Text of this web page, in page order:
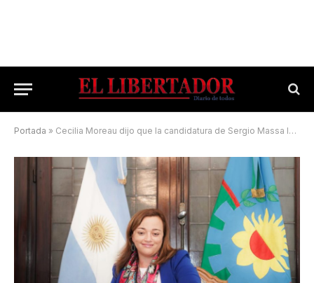
Portada » Cecilia Moreau dijo que la candidatura de Sergio Massa le da «mucho orgullo»